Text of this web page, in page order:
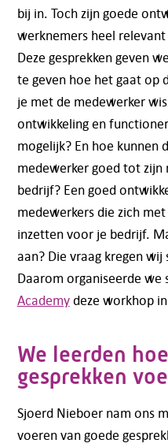
bij in. Toch zijn goede
werknemers heel
Deze gesprekken geven
te geven hoe het gaat op
je met de medewerker
ontwikkeling en
mogelijk? En hoe kunnen
medewerker goed tot zijn
bedrijf? Een goed
medewerkers die zich
inzetten voor je bedrijf.
aan? Die vraag kregen
Daarom organiseerde we
Academydeze workhop
We leerden
gesprekken
Sjoerd Nieboer nam ons
voeren van goede